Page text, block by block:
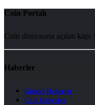
Coin Portalı
Coin dünyasına açılan kapı !
Haberler
Güncel Haberler
Coin Haberler